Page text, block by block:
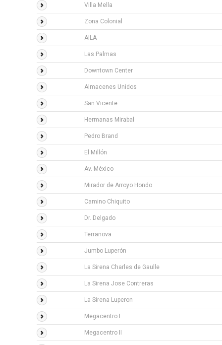
Villa Mella
Zona Colonial
AILA
Las Palmas
Downtown Center
Almacenes Unidos
San Vicente
Hermanas Mirabal
Pedro Brand
El Millón
Av. México
Mirador de Arroyo Hondo
Camino Chiquito
Dr. Delgado
Terranova
Jumbo Luperón
La Sirena Charles de Gaulle
La Sirena Jose Contreras
La Sirena Luperon
Megacentro I
Megacentro II